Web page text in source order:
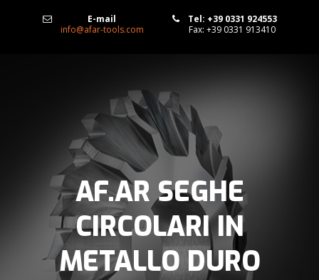
E-mail
info@afar-tools.com
Tel: +39 0331 924553
Fax: +39 0331 913410
AF.AR SEGHE
CIRCOLARI IN
METALLO DURO